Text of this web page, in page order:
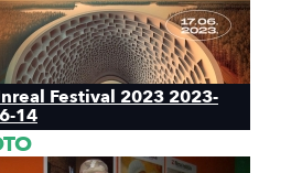
Festival 2023 2023-
14